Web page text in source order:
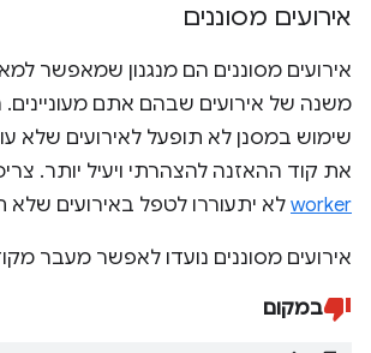
אירועים מסוננים
אירועים מסוננים הם מנגנון שמאפשר
משנה של אירועים שבהם אתם
שימוש במסנן לא תופעל לאירועים שלא
את קוד ההאזנה להצהרתי ויעיל יותר.
worker לא יתעוררו לטפל באירועים שלא
אירועים מסוננים נועדו לאפשר מעבר מקוד
במקום